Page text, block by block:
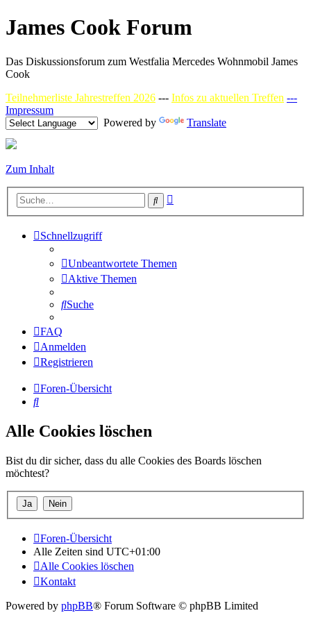
James Cook Forum
Das Diskussionsforum zum Westfalia Mercedes Wohnmobil James
Cook
Teilnehmerliste Jahrestreffen 2026 --- Infos zu aktuellen Treffen ---
Impressum
Powered by
Translate
Zum Inhalt
Suche
Schnellzugriff
Unbeantwortete Themen
Aktive Themen
Suche
FAQ
Anmelden
Registrieren
Foren-Übersicht
Suche
Alle Cookies löschen
Bist du dir sicher, dass du alle Cookies des Boards löschen
möchtest?
Foren-Übersicht
Alle Zeiten sind UTC+01:00
Alle Cookies löschen
Kontakt
Powered by phpBB® Forum Software © phpBB Limited